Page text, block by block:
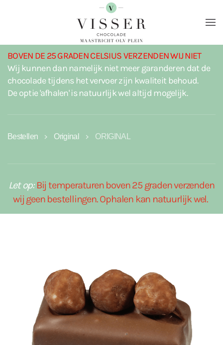
Terug naar hoofdinhoud
BOVEN DE 25 GRADEN CELSIUS VERZENDEN WIJ NIET
Wij kunnen dan namelijk niet meer garanderen dat de
chocolade tijdens het vervoer zijn kwaliteit behoud.
De optie 'afhalen' is natuurlijk wel altijd mogelijk.
Bestellen Original ORIGINAL
Let op:Bij temperaturen boven 25 graden verzenden
wij geen bestellingen. Ophalen kan natuurlijk wel.